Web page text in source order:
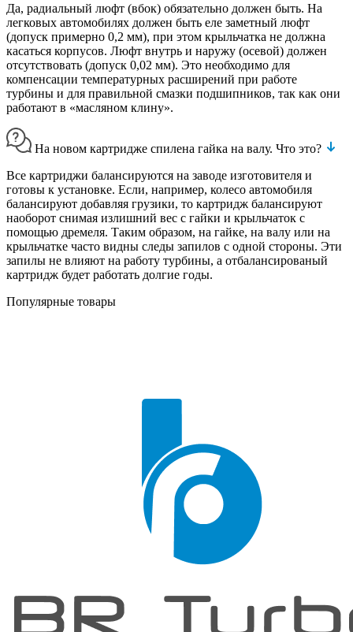
Да, радиальный люфт (вбок) обязательно должен быть. На
легковых автомобилях должен быть еле заметный люфт
(допуск примерно 0,2 мм), при этом крыльчатка не должна
касаться корпусов. Люфт внутрь и наружу (осевой) должен
отсутствовать (допуск 0,02 мм). Это необходимо для
компенсации температурных расширений при работе
турбины и для правильной смазки подшипников, так как они
работают в «масляном клину».
На новом картридже спилена гайка на валу. Что это?
Все картриджи балансируются на заводе изготовителя и
готовы к установке. Если, например, колесо автомобиля
балансируют добавляя грузики, то картридж балансируют
наоборот снимая излишний вес с гайки и крыльчаток с
помощью дремеля. Таким образом, на гайке, на валу или на
крыльчатке часто видны следы запилов с одной стороны. Эти
запилы не влияют на работу турбины, а отбалансированый
картридж будет работать долгие годы.
Популярные товары